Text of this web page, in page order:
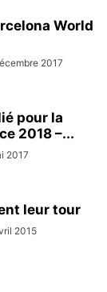
World
2017
pour la
2018 –...
2017
leur tour
2015